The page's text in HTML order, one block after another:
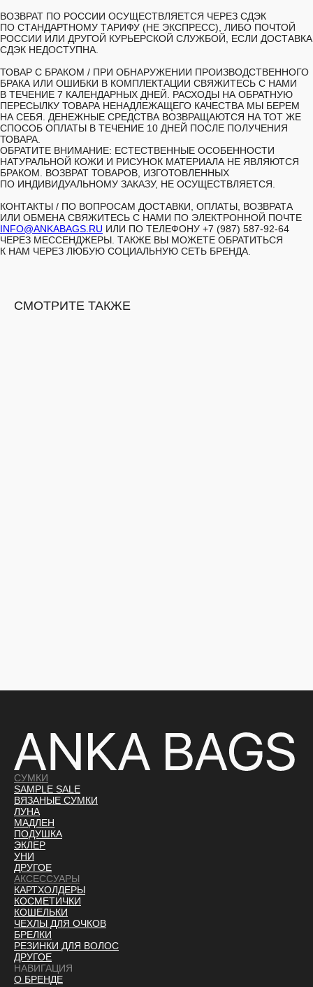
ВОЗВРАТ ПО РОССИИ ОСУЩЕСТВЛЯЕТСЯ ЧЕРЕЗ СДЭК
ПО СТАНДАРТНОМУ ТАРИФУ (НЕ ЭКСПРЕСС), ЛИБО ПОЧТОЙ
РОССИИ ИЛИ ДРУГОЙ КУРЬЕРСКОЙ СЛУЖБОЙ, ЕСЛИ ДОСТАВКА
СДЭК НЕДОСТУПНА.
ТОВАР С БРАКОМ / ПРИ ОБНАРУЖЕНИИ ПРОИЗВОДСТВЕННОГО
БРАКА ИЛИ ОШИБКИ В КОМПЛЕКТАЦИИ СВЯЖИТЕСЬ С НАМИ
В ТЕЧЕНИЕ 7 КАЛЕНДАРНЫХ ДНЕЙ. РАСХОДЫ НА ОБРАТНУЮ
ПЕРЕСЫЛКУ ТОВАРА НЕНАДЛЕЖАЩЕГО КАЧЕСТВА МЫ БЕРЕМ
НА СЕБЯ. ДЕНЕЖНЫЕ СРЕДСТВА ВОЗВРАЩАЮТСЯ НА ТОТ ЖЕ
СПОСОБ ОПЛАТЫ В ТЕЧЕНИЕ 10 ДНЕЙ ПОСЛЕ ПОЛУЧЕНИЯ
ТОВАРА.
ОБРАТИТЕ ВНИМАНИЕ: ЕСТЕСТВЕННЫЕ ОСОБЕННОСТИ
НАТУРАЛЬНОЙ КОЖИ И РИСУНОК МАТЕРИАЛА НЕ ЯВЛЯЮТСЯ
БРАКОМ. ВОЗВРАТ ТОВАРОВ, ИЗГОТОВЛЕННЫХ
ПО ИНДИВИДУАЛЬНОМУ ЗАКАЗУ, НЕ ОСУЩЕСТВЛЯЕТСЯ.
КОНТАКТЫ / ПО ВОПРОСАМ ДОСТАВКИ, ОПЛАТЫ, ВОЗВРАТА
ИЛИ ОБМЕНА СВЯЖИТЕСЬ С НАМИ ПО ЭЛЕКТРОННОЙ ПОЧТЕ
INFO@ANKABAGS.RU ИЛИ ПО ТЕЛЕФОНУ +7 (987) 587-92-64
ЧЕРЕЗ МЕССЕНДЖЕРЫ. ТАКЖЕ ВЫ МОЖЕТЕ ОБРАТИТЬСЯ
К НАМ ЧЕРЕЗ ЛЮБУЮ СОЦИАЛЬНУЮ СЕТЬ БРЕНДА.
СМОТРИТЕ ТАКЖЕ
СУМКИ
SAMPLE SALE
ВЯЗАНЫЕ СУМКИ
ЛУНА
МАДЛЕН
ПОДУШКА
ЭКЛЕР
УНИ
ДРУГОЕ
АКСЕССУАРЫ
КАРТХОЛДЕРЫ
КОСМЕТИЧКИ
КОШЕЛЬКИ
ЧЕХЛЫ ДЛЯ ОЧКОВ
БРЕЛКИ
РЕЗИНКИ ДЛЯ ВОЛОС
ДРУГОЕ
НАВИГАЦИЯ
О БРЕНДЕ